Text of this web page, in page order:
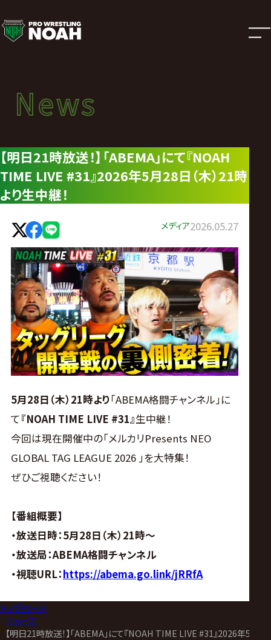
ニ
ュ
ー
ス
|
プ
ロ
レ
ス
リ
ン
グ・
ノ
ア
公
式
サ
イ
ト
News
ニュース
News
【明日21時放送！】「ABEMA」にて『NOAH
TIME LIVE #31』2026年5月28日（木）21時
より生中継！
メディア2026.05.27
5月28日（木）21時より「ABEMA格闘チャンネル」に
て『NOAH TIME LIVE #31』生中継！
今回は現在開催中の「メルカリPresents NEO
GLOBAL TAG LEAGUE 2026 」を大特集！
ぜひご視聴ください！
【番組概要】
・放送日時：5月28日（木）21時～
・放送局：ABEMA格闘チャンネル
・視聴URL：https://abema.go.link/jRRfA
トップページ
ニュース
【明日21時放送！】「ABEMA」にて『NOAH TIME LIVE #31』2026年5月28